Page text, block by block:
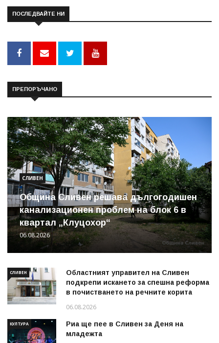
ПОСЛЕДВАЙТЕ НИ
ПРЕПОРЪЧАНО
СЛИВЕН
Община Сливен решава дългогодишен
канализационен проблем на блок 6 в
квартал „Клуцохор“
06.08.2026
СЛИВЕН
Областният управител на Сливен
подкрепи искането за спешна реформа
в почистването на речните корита
06.08.2026
КУЛТУРА
Риа ще пее в Сливен за Деня на
младежта